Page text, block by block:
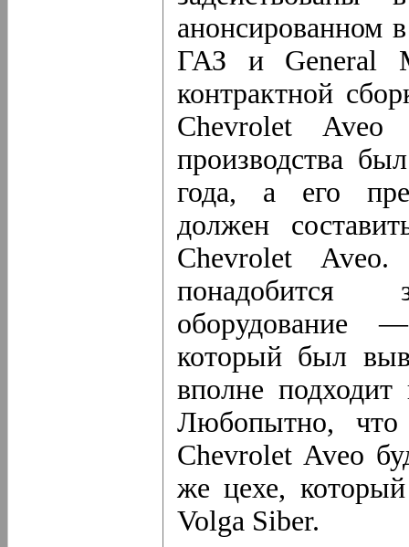
анонсированном
ГАЗ и General
контрактной
Chevrolet
производства
года, а его
должен
Chevrolet
понадобится
оборудование
который был
вполне
Любопытно, что
Chevrolet Aveo
же цехе,
Volga Siber.